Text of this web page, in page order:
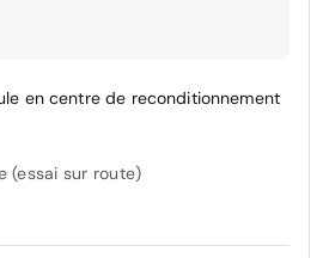
en centre de reconditionnement
(essai sur route)